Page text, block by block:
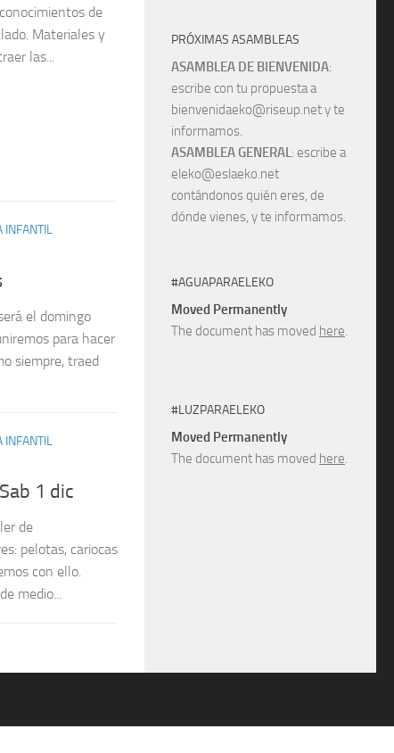
de
Materiales y
las...
INFANTIL
el domingo
para hacer
siempre, traed
INFANTIL
1 dic
de
pelotas, cariocas
con ello.
medio...
PRÓXIMAS ASAMBLEAS
ASAMBLEA DE BIENVENIDA:
escribe con tu propuesta a
bienvenidaeko@riseup.net y te
informamos.
ASAMBLEA GENERAL: escribe a
eleko@eslaeko.net
contándonos quién eres, de
dónde vienes, y te informamos.
#AGUAPARAELEKO
Moved Permanently
The document has moved here.
#LUZPARAELEKO
Moved Permanently
The document has moved here.